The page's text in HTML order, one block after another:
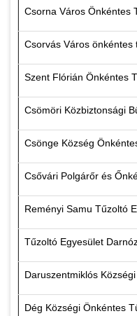
Csorna Város Önkéntes
Csorvás Város önkéntes
Szent Flórián Önkéntes
Csömöri Közbiztonsági
Csönge Község
Csővári Polgárőr és
Reményi Samu Tűzoltó
Tűzoltó Egyesület
Daruszentmiklós
Dég Községi Önkéntes